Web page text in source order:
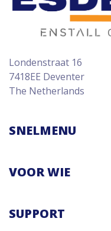
Londenstraat 16
7418EE Deventer
The Netherlands
SNELMENU
VOOR WIE
SUPPORT